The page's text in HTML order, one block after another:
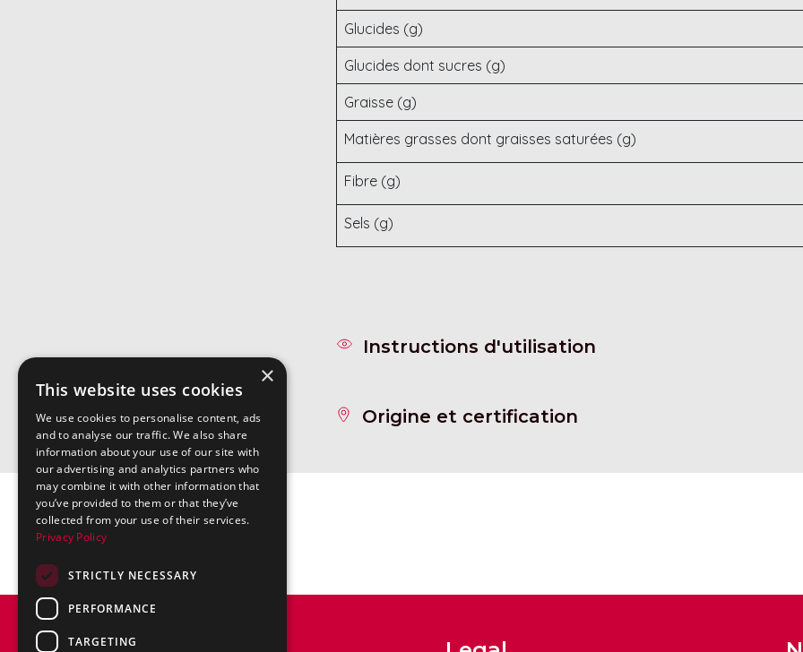
Glucides (g)
Glucides dont sucres (g)
Graisse (g)
Matières grasses dont graisses saturées (g)
Fibre (g)
Sels (g)
Instructions d'utilisation
Origine et certification
I
×
This website uses cookies
We use cookies to personalise content, ads
and to analyse our traffic. We also share
information about your use of our site with
our advertising and analytics partners who
may combine it with other information that
you’ve provided to them or that they’ve
collected from your use of their services.
Privacy Policy
STRICTLY NECESSARY
PERFORMANCE
TARGETING